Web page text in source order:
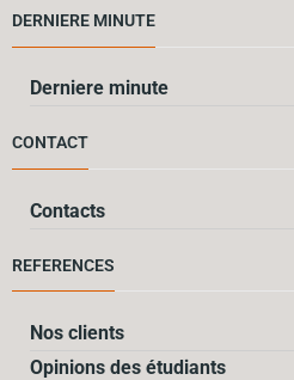
DERNIERE MINUTE
Derniere minute
CONTACT
Contacts
REFERENCES
Nos clients
Opinions des étudiants